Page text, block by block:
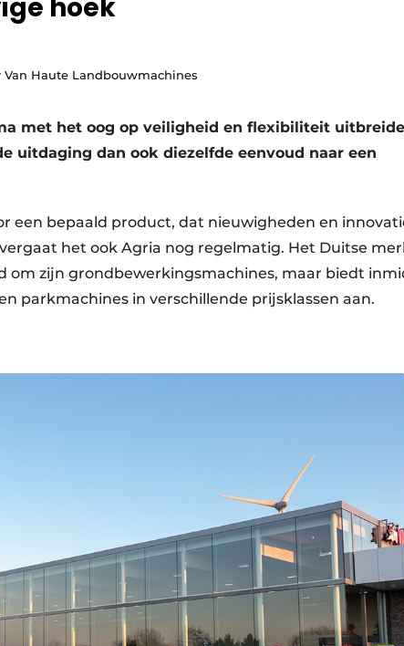
hoek
Van Haute Landbouwmachines
met het oog op veiligheid en flexibiliteit
uitdaging dan ook diezelfde eenvoud naar een
een bepaald product, dat nieuwigheden en
het ook Agria nog regelmatig. Het Duitse
om zijn grondbewerkingsmachines, maar biedt
parkmachines in verschillende prijsklassen aan.